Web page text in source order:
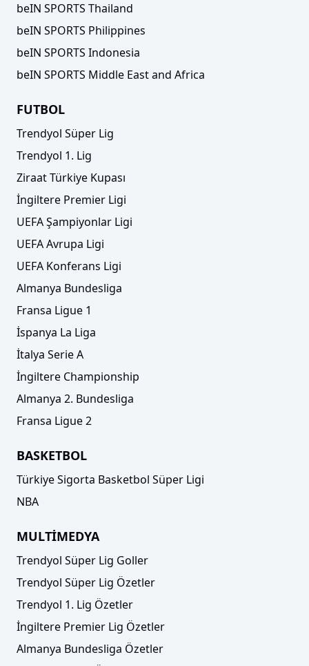
beIN SPORTS Thailand
beIN SPORTS Philippines
beIN SPORTS Indonesia
beIN SPORTS Middle East and Africa
FUTBOL
Trendyol Süper Lig
Trendyol 1. Lig
Ziraat Türkiye Kupası
İngiltere Premier Ligi
UEFA Şampiyonlar Ligi
UEFA Avrupa Ligi
UEFA Konferans Ligi
Almanya Bundesliga
Fransa Ligue 1
İspanya La Liga
İtalya Serie A
İngiltere Championship
Almanya 2. Bundesliga
Fransa Ligue 2
BASKETBOL
Türkiye Sigorta Basketbol Süper Ligi
NBA
MULTİMEDYA
Trendyol Süper Lig Goller
Trendyol Süper Lig Özetler
Trendyol 1. Lig Özetler
İngiltere Premier Lig Özetler
Almanya Bundesliga Özetler